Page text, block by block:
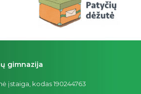
gimnazija
įstaiga, kodas 190244763